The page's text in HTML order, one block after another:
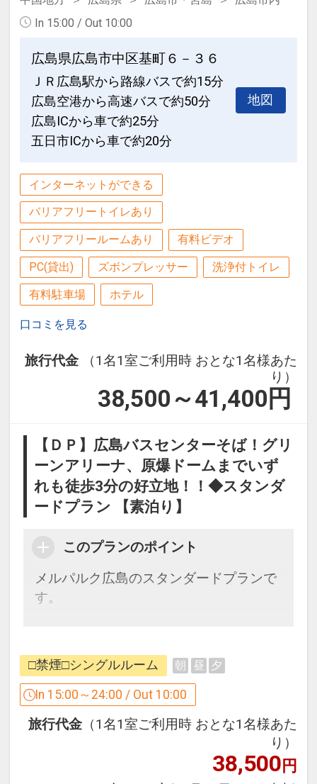
In 15:00 / Out 10:00
広島県広島市中区基町６－３６
ＪＲ広島駅から路線バスで約15分
広島空港から高速バスで約50分
広島ICから車で約25分
五日市ICから車で約20分
地図
インターネットができる
バリアフリートイレあり
バリアフリールームあり 有料ビデオ
PC(貸出) ズボンプレッサー 洗浄付トイレ
有料駐車場 ホテル
口コミを見る
旅行代金
（1名1室ご利用時 おとな1名様あた
り）
38,500～41,400 円
【ＤＰ】広島バスセンターそば！グリ
ーンアリーナ、原爆ドームまでいず
れも徒歩3分の好立地！！◆スタンダ
ードプラン 【素泊り】
このプランのポイント
メルパルク広島のスタンダードプランで
す。
うに、清潔なお部屋を提供いたします。
フロントスタッフは、フレンドリーなが
らスピードある応対を心がけ、
お過ごしいただけるようお約束いたしま
直前予約にも最適なプランです。
□禁煙□シングルルーム 朝 昼 夕
In 15:00～24:00 / Out 10:00
旅行代金 （1名1室ご利用時 おとな1名様あた
り）
38,500円